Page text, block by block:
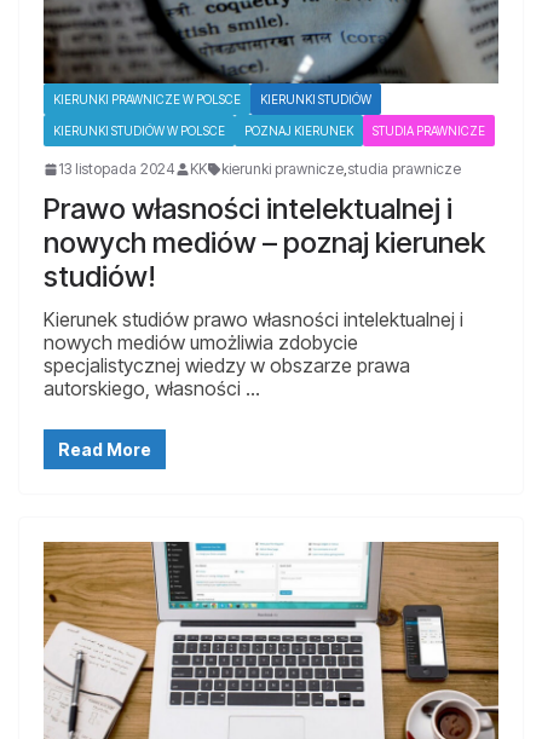
KIERUNKI PRAWNICZE W POLSCE KIERUNKI STUDIÓW
KIERUNKI STUDIÓW W POLSCE POZNAJ KIERUNEK STUDIA PRAWNICZE
13 listopada 2024 KK kierunki prawnicze studia prawnicze
Prawo własności intelektualnej i
nowych mediów – poznaj kierunek
studiów!
Kierunek studiów prawo własności intelektualnej i
nowych mediów umożliwia zdobycie
specjalistycznej wiedzy w obszarze prawa
autorskiego, własności …
Read More